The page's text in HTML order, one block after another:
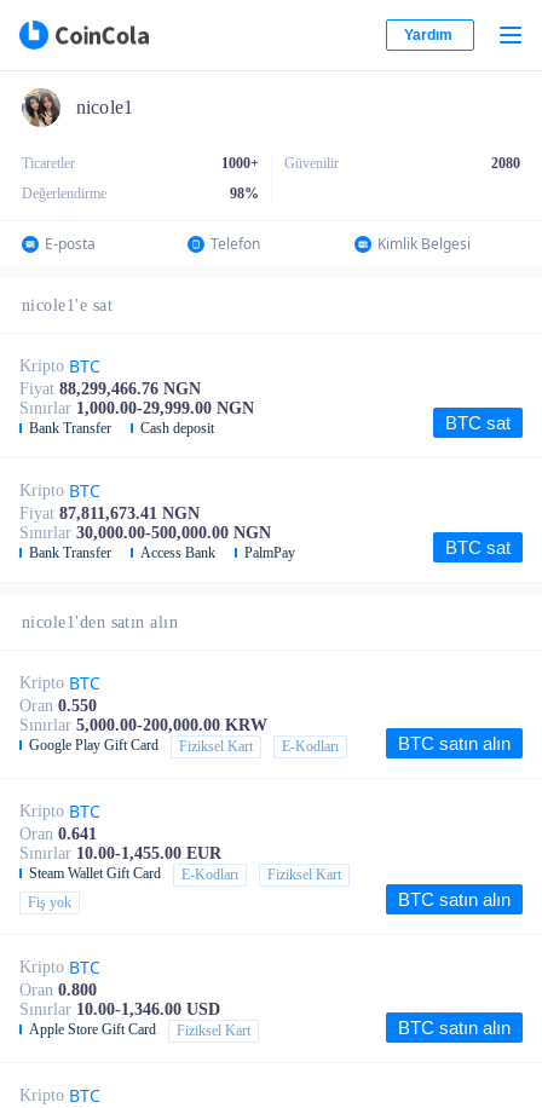
Yardım
nicole1
Ticaretler
1000+
Değerlendirme
98%
Güvenilir 2080
E-posta Telefon Kimlik Belgesi
nicole1'e sat
Kripto BTC
Fiyat 88,299,466.76 NGN
Sınırlar 1,000.00-29,999.00 NGN
Bank Transfer Cash deposit BTC sat
Kripto BTC
Fiyat 87,811,673.41 NGN
Sınırlar 30,000.00-500,000.00 NGN
Bank Transfer Access Bank PalmPay BTC sat
nicole1'den satın alın
Kripto BTC
Oran 0.550
Sınırlar 5,000.00-200,000.00 KRW
Google Play Gift Card Fiziksel Kart E-Kodları BTC satın alın
Kripto BTC
Oran 0.641
Sınırlar 10.00-1,455.00 EUR
Steam Wallet Gift Card E-Kodları
Fiziksel Kart
Fiş yok
BTC satın alın
Kripto BTC
Oran 0.800
Sınırlar 10.00-1,346.00 USD
Apple Store Gift Card Fiziksel Kart BTC satın alın
Kripto BTC